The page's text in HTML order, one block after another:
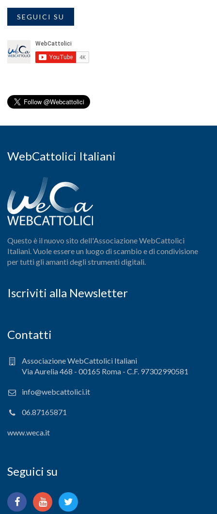
SEGUICI SU
WebCattolici Italiani
Questo è il nuovo sito dell'Associazione WebCattolici
Italiani. Vuole essere un luogo di scambio e di condivisione
per tutti gli amanti degli strumenti digitali.
Iscriviti alla Newsletter
Contatti
Associazione WebCattolici Italiani
Via Aurelia 468 - 00165 Roma - C.F. 97302990581
info@webcattolici.it
06.87165871
www.weca.it
Seguici su